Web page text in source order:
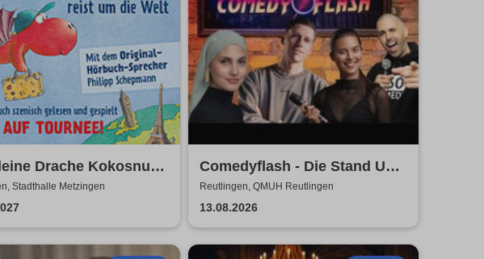
Drache Kokosnuss
um die Welt
Stadthalle Metzingen
Comedyflash - Die Stand Up
Comedy Show in Reutlingen
Reutlingen, QMUH Reutlingen
13.08.2026